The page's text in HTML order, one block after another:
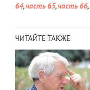
64,часть 65,часть 66,
ЧИТАЙТЕ ТАКЖЕ